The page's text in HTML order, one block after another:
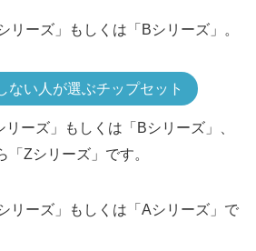
AM5
X670
B650
X570
B550 (3世代はCPUにグ
X470 (BIOS更新で4世代
スクロールできます
リーズ」もしくは「Bシリーズ」。
ない人が選ぶチップセット
ーズ」もしくは「Bシリーズ」、
Zシリーズ」です。
リーズ」もしくは「Aシリーズ」で